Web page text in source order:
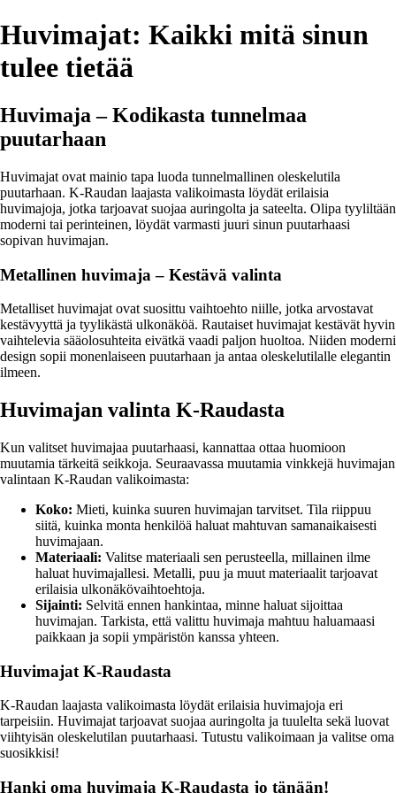
Huvimajat: Kaikki mitä sinun
tulee tietää
Huvimaja – Kodikasta tunnelmaa
puutarhaan
Huvimajat ovat mainio tapa luoda tunnelmallinen oleskelutila
puutarhaan. K-Raudan laajasta valikoimasta löydät erilaisia
huvimajoja, jotka tarjoavat suojaa auringolta ja sateelta. Olipa tyyliltään
moderni tai perinteinen, löydät varmasti juuri sinun puutarhaasi
sopivan huvimajan.
Metallinen huvimaja – Kestävä valinta
Metalliset huvimajat ovat suosittu vaihtoehto niille, jotka arvostavat
kestävyyttä ja tyylikästä ulkonäköä. Rautaiset huvimajat kestävät hyvin
vaihtelevia sääolosuhteita eivätkä vaadi paljon huoltoa. Niiden moderni
design sopii monenlaiseen puutarhaan ja antaa oleskelutilalle elegantin
ilmeen.
Huvimajan valinta K-Raudasta
Kun valitset huvimajaa puutarhaasi, kannattaa ottaa huomioon
muutamia tärkeitä seikkoja. Seuraavassa muutamia vinkkejä huvimajan
valintaan K-Raudan valikoimasta:
Koko: Mieti, kuinka suuren huvimajan tarvitset. Tila riippuu
siitä, kuinka monta henkilöä haluat mahtuvan samanaikaisesti
huvimajaan.
Materiaali: Valitse materiaali sen perusteella, millainen ilme
haluat huvimajallesi. Metalli, puu ja muut materiaalit tarjoavat
erilaisia ulkonäkövaihtoehtoja.
Sijainti: Selvitä ennen hankintaa, minne haluat sijoittaa
huvimajan. Tarkista, että valittu huvimaja mahtuu haluamaasi
paikkaan ja sopii ympäristön kanssa yhteen.
Huvimajat K-Raudasta
K-Raudan laajasta valikoimasta löydät erilaisia huvimajoja eri
tarpeisiin. Huvimajat tarjoavat suojaa auringolta ja tuulelta sekä luovat
viihtyisän oleskelutilan puutarhaasi. Tutustu valikoimaan ja valitse oma
suosikkisi!
Hanki oma huvimaja K-Raudasta jo tänään!